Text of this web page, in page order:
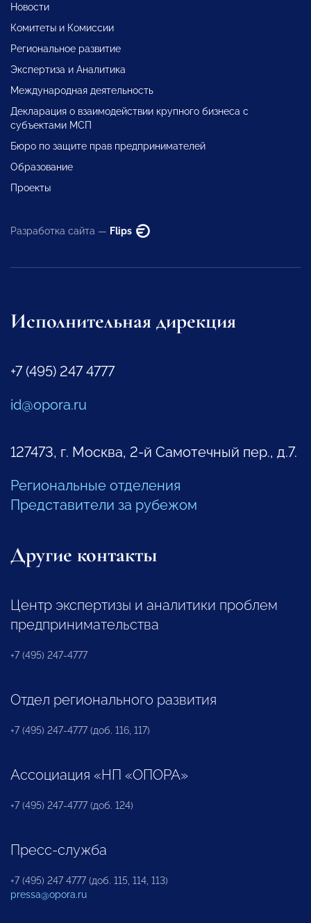
Новости
Комитеты и Комиссии
Региональное развитие
Экспертиза и Аналитика
Международная деятельность
Декларация о взаимодействии крупного бизнеса с
субъектами МСП
Бюро по защите прав предпринимателей
Образование
Проекты
Разработка сайта — Flips
Исполнительная дирекция
+7 (495) 247 4777
id@opora.ru
127473, г. Москва, 2-й Самотечный пер., д.7.
Региональные отделения
Представители за рубежом
Другие контакты
Центр экспертизы и аналитики проблем
предпринимательства
+7 (495) 247-4777
Отдел регионального развития
+7 (495) 247-4777 (доб. 116, 117)
Ассоциация «НП «ОПОРА»
+7 (495) 247-4777 (доб. 124)
Пресс-служба
+7 (495) 247 4777 (доб. 115, 114, 113)
pressa@opora.ru